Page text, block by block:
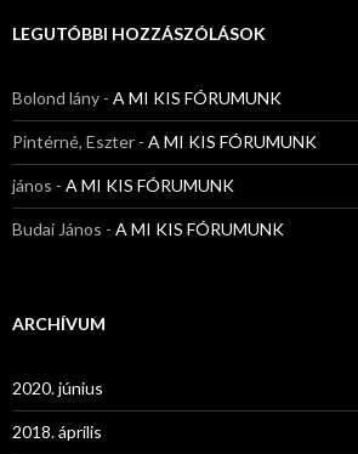
LEGUTÓBBI HOZZÁSZÓLÁSOK
Bolond lány - A MI KIS FÓRUMUNK
Pintérné, Eszter - A MI KIS FÓRUMUNK
jános - A MI KIS FÓRUMUNK
Budai János - A MI KIS FÓRUMUNK
ARCHÍVUM
2020. június
2018. április